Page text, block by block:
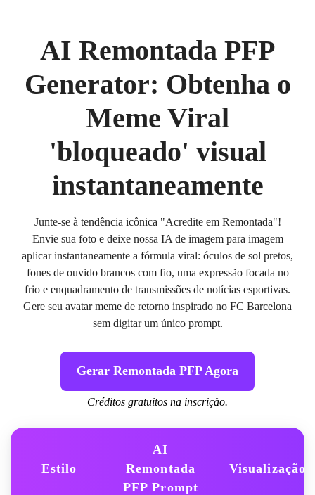
AI Remontada PFP
Generator: Obtenha o
Meme Viral
'bloqueado' visual
instantaneamente
Junte-se à tendência icônica "Acredite em Remontada"!
Envie sua foto e deixe nossa IA de imagem para imagem
aplicar instantaneamente a fórmula viral: óculos de sol pretos,
fones de ouvido brancos com fio, uma expressão focada no
frio e enquadramento de transmissões de notícias esportivas.
Gere seu avatar meme de retorno inspirado no FC Barcelona
sem digitar um único prompt.
Gerar Remontada PFP Agora
Créditos gratuitos na inscrição.
Estilo
AI
Remontada
PFP Prompt
Visualização